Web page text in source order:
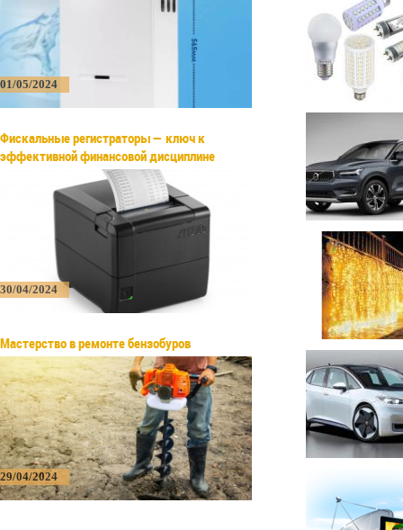
01/05/2024
Фискальные регистраторы — ключ к
эффективной финансовой дисциплине
30/04/2024
Мастерство в ремонте бензобуров
29/04/2024